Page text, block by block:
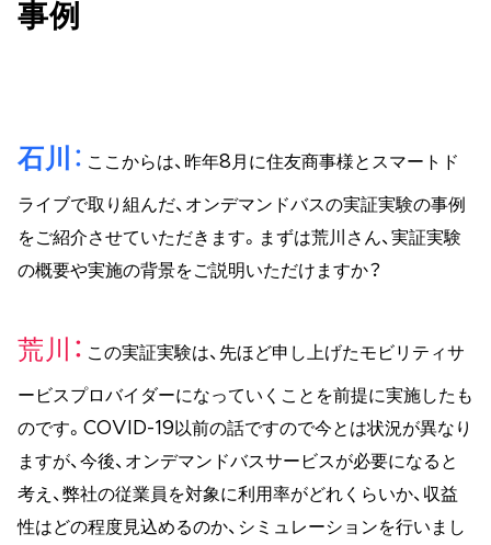
事例
石川 ここからは、昨年8月に住友商事様とスマートド
ライブで取り組んだ、オンデマンドバスの実証実験の事例
をご紹介させていただきます。まずは荒川さん、実証実験
の概要や実施の背景をご説明いただけますか？
荒川 この実証実験は、先ほど申し上げたモビリティサ
ービスプロバイダーになっていくことを前提に実施したも
のです。COVID-19以前の話ですので今とは状況が異なり
ますが、今後、オンデマンドバスサービスが必要になると
考え、弊社の従業員を対象に利用率がどれくらいか、収益
性はどの程度見込めるのか、シミュレーションを行いまし